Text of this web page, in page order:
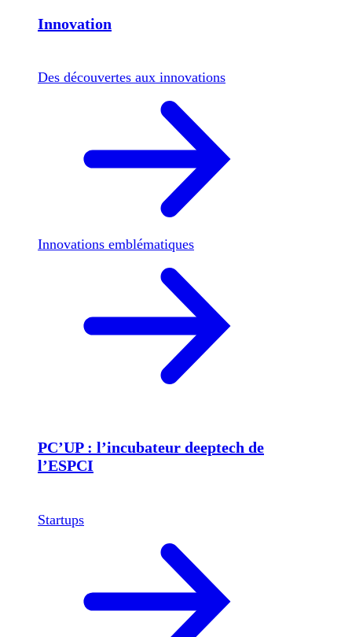
Innovation
Des découvertes aux innovations
Innovations emblématiques
PC’UP : l’incubateur deeptech de
l’ESPCI
Startups